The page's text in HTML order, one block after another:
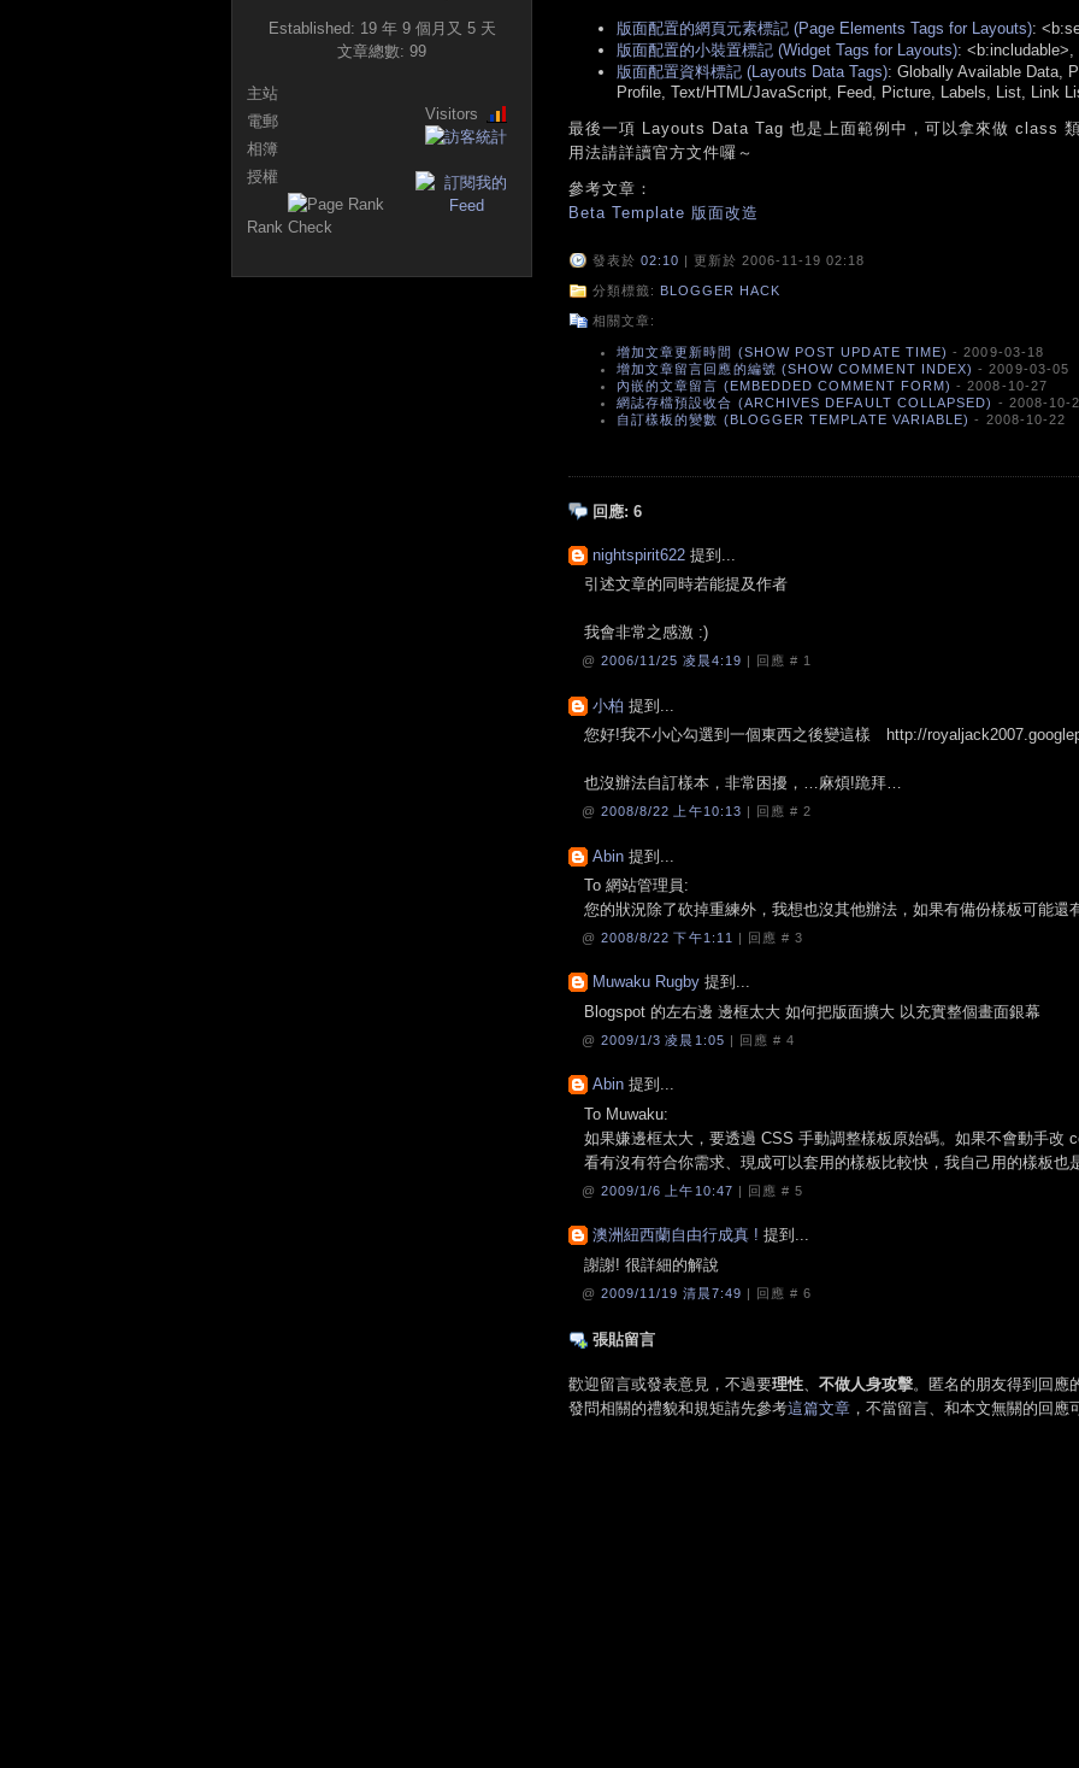
版面配置的網頁元素標記 (Page Elements Tags for Layouts):
版面配置的小裝置標記 (Widget Tags for Layouts):
版面配置資料標記 (Layouts Data Tags): Globally Available Data,
Profile, Text/HTML/JavaScript, Feed, Picture, Labels, List, Link
最後一項 Layouts Data Tag 也是上面範例中，可以拿來做 class
用法請詳讀官方文件囉～
參考文章：
Beta Template 版面改造
發表於 02:10 | 更新於 2006-11-19 02:18
分類標籤: BLOGGER HACK
相關文章:
增加文章更新時間 (SHOW POST UPDATE TIME) - 2009-03-18
增加文章留言回應的編號 (SHOW COMMENT INDEX) - 2009-03-05
內嵌的文章留言 (EMBEDDED COMMENT FORM) - 2008-10-27
網誌存檔預設收合 (ARCHIVES DEFAULT COLLAPSED) - 2008-10-
自訂樣板的變數 (BLOGGER TEMPLATE VARIABLE) - 2008-10-22
回應: 6
nightspirit622 提到...
引述文章的同時若能提及作者
我會非常之感激 :)
@ 2006/11/25 凌晨4:19 | 回應 # 1
小柏 提到...
您好!我不小心勾選到一個東西之後變這樣 http://
也沒辦法自訂樣本，非常困擾，…麻煩!跪拜…
@ 2008/8/22 上午10:13 | 回應 #2
Abin 提到...
To 網站管理員:
您的狀況除了砍掉重練外，我想也沒其他辦法，如果有備份樣板可能還
@ 2008/8/22 下午1:11 | 回應 #3
Muwaku Rugby 提到...
Blogspot 的左右邊 邊框太大 如何把版面擴大 以充實整個畫面銀幕
@ 2009/1/3 凌晨1:05 | 回應 #4
Abin 提到...
To Muwaku:
如果嫌邊框太大，要透過 CSS 手動調整樣板原始碼。如果不會動手改
看有沒有符合你需求、現成可以套用的樣板比較快，我自己用的樣板也
@ 2009/1/6 上午10:47 | 回應 #5
澳洲紐西蘭自由行成真 ! 提到...
謝謝! 很詳細的解說
@ 2009/11/19 清晨7:49 | 回應 #6
張貼留言
歡迎留言或發表意見，不過要理性、 不做人身攻擊。匿名的朋友得到回應
發問相關的禮貌和規矩請先參考這篇文章 ，不當留言、和本文無關的回應
Established: 19 年 9 個月又 5 天
文章總數: 99
主站
Visitors
電郵
相簿
授權
Rank